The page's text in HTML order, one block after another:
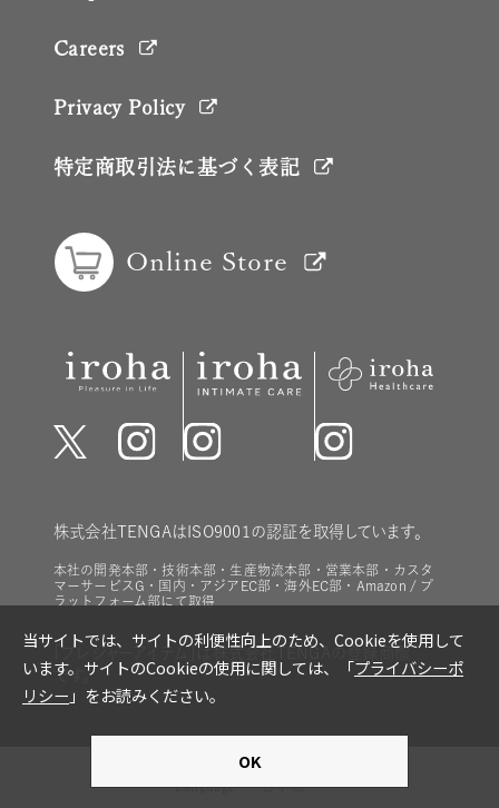
Online Store
株式会社TENGAはISO9001の認証を取得しています。
本社の開発本部・技術本部・生産物流本部・営業本部・カスタ
マーサービスG・国内・アジアEC部・海外EC部・Amazon / プ
ラットフォーム部にて取得
「プレジャーアイテム」は株式会社TENGAの登録商標
です。
Careers
Privacy Policy
特定商取引法に基づく表記
Language 日本語